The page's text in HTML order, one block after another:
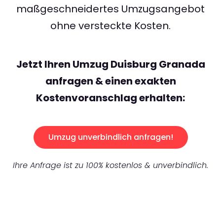
maßgeschneidertes Umzugsangebot
ohne versteckte Kosten.
Jetzt Ihren Umzug Duisburg Granada
anfragen & einen exakten
Kostenvoranschlag erhalten:
Umzug unverbindlich anfragen!
Ihre Anfrage ist zu 100% kostenlos & unverbindlich.